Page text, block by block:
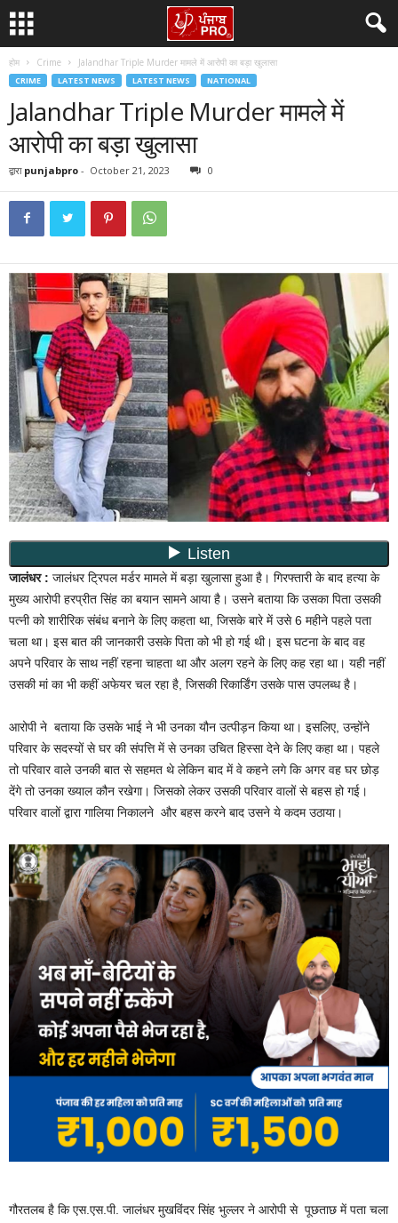
होम Crime Jalandhar Triple Murder मामले में आरोपी का बड़ा खुलासा
CRIME LATEST NEWS LATEST NEWS NATIONAL
Jalandhar Triple Murder मामले में
आरोपी का बड़ा खुलासा
द्वारा punjabpro - October 21, 2023 0
जालंधर : जालंधर ट्रिपल मर्डर मामले में बड़ा खुलासा हुआ है। गिरफ्तारी के बाद हत्या के
मुख्य आरोपी हरप्रीत सिंह का बयान सामने आया है। उसने बताया कि उसका पिता उसकी
पत्नी को शारीरिक संबंध बनाने के लिए कहता था, जिसके बारे में उसे 6 महीने पहले पता
चला था। इस बात की जानकारी उसके पिता को भी हो गई थी। इस घटना के बाद वह
अपने परिवार के साथ नहीं रहना चाहता था और अलग रहने के लिए कह रहा था। यही नहीं
उसकी मां का भी कहीं अफेयर चल रहा है, जिसकी रिकार्डिंग उसके पास उपलब्ध है।
आरोपी ने बताया कि उसके भाई ने भी उनका यौन उत्पीड़न किया था। इसलिए, उन्होंने
परिवार के सदस्यों से घर की संपत्ति में से उनका उचित हिस्सा देने के लिए कहा था। पहले
तो परिवार वाले उनकी बात से सहमत थे लेकिन बाद में वे कहने लगे कि अगर वह घर छोड़
देंगे तो उनका ख्याल कौन रखेगा। जिसको लेकर उसकी परिवार वालों से बहस हो गई।
परिवार वालों द्वारा गालिया निकालने और बहस करने बाद उसने ये कदम उठाया।
गौरतलब है कि एस.एस.पी. जालंधर मुखविंदर सिंह भुल्लर ने आरोपी से पूछताछ में पता चला